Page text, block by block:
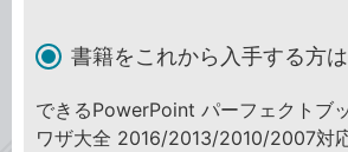
書籍をこれから入手する方
できるPowerPoint パーフェクトブ
ワザ大全 2016/2013/2010/2007対